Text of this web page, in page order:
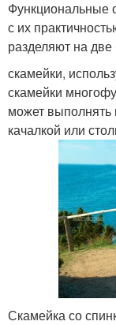
Функциональные
с их
разделяют на
скамейки,
скамейки
может выполнять
качалкой или
Скамейка со